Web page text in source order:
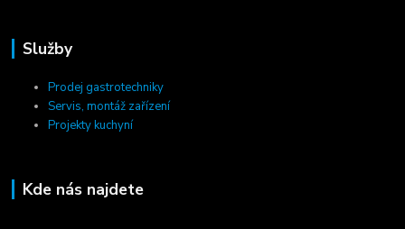
Služby
Prodej gastrotechniky
Servis, montáž zařízení
Projekty kuchyní
Kde nás najdete